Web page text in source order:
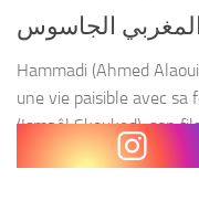
المغربي الجاسوس
Hammadi (Ahmed
une vie paisible avec sa
(Ismaêl Skouked), son
est son embonpoint....